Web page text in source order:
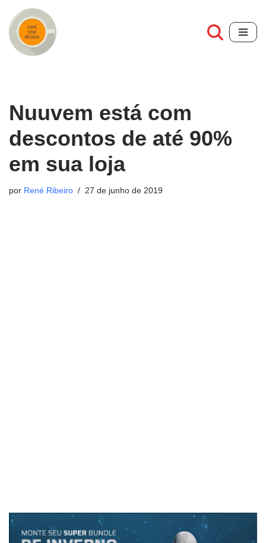
Pular
para
Nuuvem está com
descontos de até 90%
em sua loja
por René Ribeiro 27 de junho de 2019